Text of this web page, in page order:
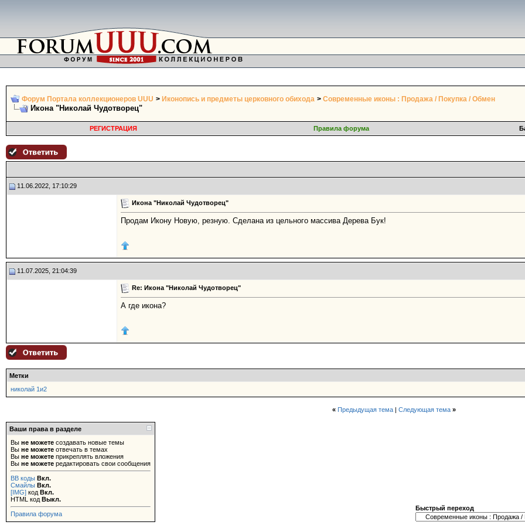
Форум Портала коллекционеров UUU > Иконопись и предметы церковного обихода > Современные иконы : Продажа / Покупка / Обмен
Икона "Николай Чудотворец"
РЕГИСТРАЦИЯ Правила форума
11.06.2022, 17:10:29
Икона "Николай Чудотворец"
Продам Икону Новую, резную. Сделана из цельного массива Дерева Бук!
11.07.2025, 21:04:39
Re: Икона "Николай Чудотворец"
А где икона?
Метки
николай 1и2
« Предыдущая тема| Следующая тема »
Ваши права в разделе
Вы не можете создавать новые темы
Вы не можете отвечать в темах
Вы не можете прикреплять вложения
Вы не можете редактировать свои сообщения
BB коды Вкл.
Смайлы Вкл.
[IMG] код Вкл.
HTML код Выкл.
Правила форума
Быстрый переход